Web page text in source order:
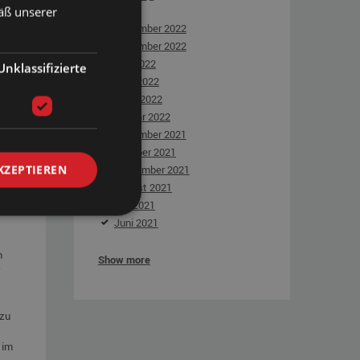
im
Dezember 2022
November 2022
Mai 2022
April 2022
März 2022
Januar 2022
Dezember 2021
Oktober 2021
September 2021
August 2021
Juli 2021
Juni 2021
Show more
unserer